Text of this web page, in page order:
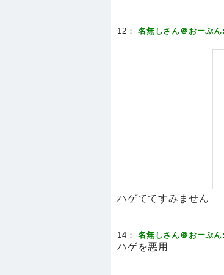
12：名無しさん＠おーぷん:
ハゲててすみません
14：名無しさん＠おーぷん:
ハゲを悪用